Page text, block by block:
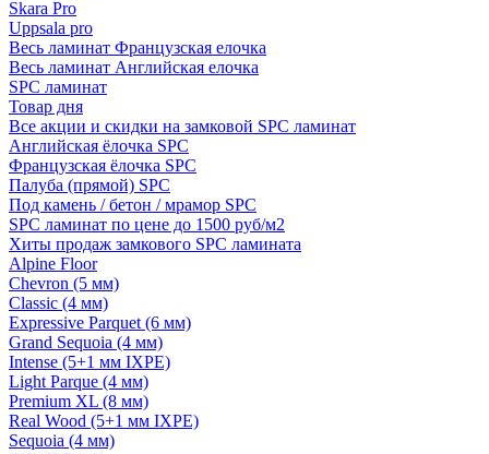
Skara Pro
Uppsala pro
Весь ламинат Французская елочка
Весь ламинат Английская елочка
SPC ламинат
Товар дня
Все акции и скидки на замковой SPC ламинат
Английская ёлочка SPC
Французская ёлочка SPC
Палуба (прямой) SPC
Под камень / бетон / мрамор SPC
SPC ламинат по цене до 1500 руб/м2
Хиты продаж замкового SPC ламината
Alpine Floor
Chevron (5 мм)
Classic (4 мм)
Expressive Parquet (6 мм)
Grand Sequoia (4 мм)
Intense (5+1 мм IXPE)
Light Parque (4 мм)
Premium XL (8 мм)
Real Wood (5+1 мм IXPE)
Sequoia (4 мм)